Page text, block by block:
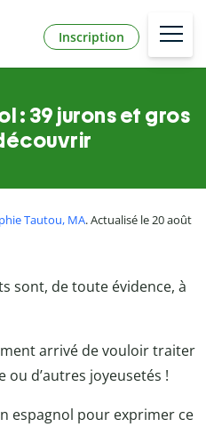
Inscription
: 39 jurons et gros
Tautou, MA. Actualisé le 20 août
sont, de toute évidence, à
arrivé de vouloir traiter
ou d’autres joyeusetés !
espagnol pour exprimer ce